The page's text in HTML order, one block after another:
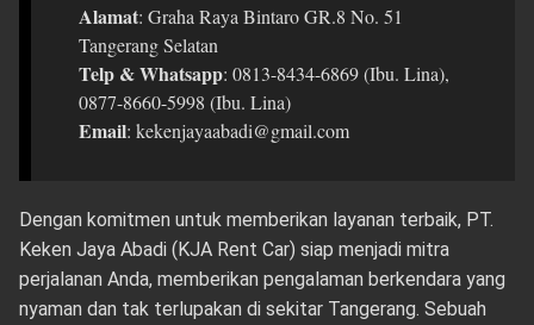
Alamat: Graha Raya Bintaro GR.8 No. 51
Tangerang Selatan
Telp & Whatsapp: 0813-8434-6869 (Ibu. Lina),
0877-8660-5998 (Ibu. Lina)
Email: kekenjayaabadi@gmail.com
Dengan komitmen untuk memberikan layanan terbaik, PT.
Keken Jaya Abadi (KJA Rent Car) siap menjadi mitra
perjalanan Anda, memberikan pengalaman berkendara yang
nyaman dan tak terlupakan di sekitar Tangerang. Sebuah